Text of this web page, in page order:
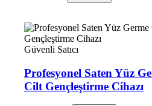
Güvenli Satıcı
Profesyonel Saten Yüz
Cilt Gençleştirme Cihazı